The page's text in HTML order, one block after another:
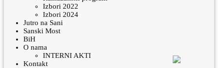
Izbori 2022
Izbori 2024
Jutro na Sani
Sanski Most
BiH
O nama
INTERNI AKTI
Kontakt